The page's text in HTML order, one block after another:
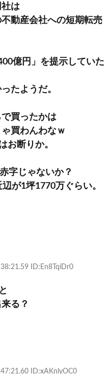
は
動産会社への短期転売
億円」を提示していた
たようだ。
買ったかは
買わんわなｗ
お断りか。
字じゃないか？
が1坪1770万ぐらい。
ID:En8TqiDr0
る？
ID:xAKnlyOC0